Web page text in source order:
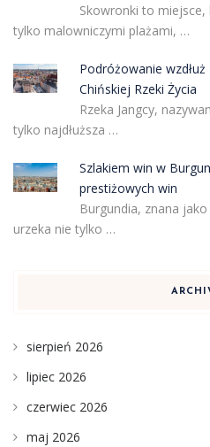
Skowronki to
tylko malowniczymi plażami, …
Podróżowanie
Chińskiej Rzeki Życia
Rzeka Jangcy,
tylko najdłuższa …
Szlakiem win w
prestiżowych win
Burgundia, znana
urzeka nie tylko …
sierpień 2026
lipiec 2026
czerwiec 2026
maj 2026